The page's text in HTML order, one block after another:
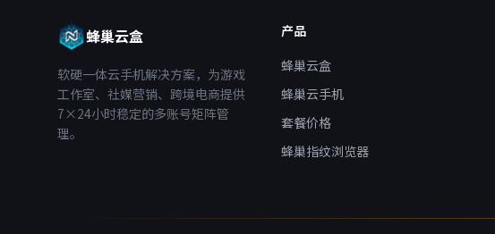
蜂巢云盒
软硬一体云手机解决方案，为游戏
工作室、社媒营销、跨境电商提供
7×24小时稳定的多账号矩阵管
理。
产品
蜂巢云盒
蜂巢云手机
套餐价格
蜂巢指纹浏览器